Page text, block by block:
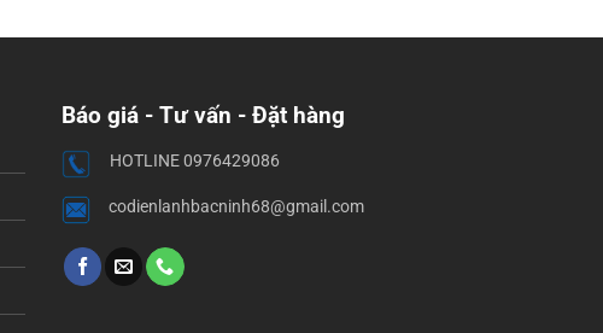
Báo giá - Tư vấn - Đặt hàng
HOTLINE 0976429086
codienlanhbacninh68@gmail.com